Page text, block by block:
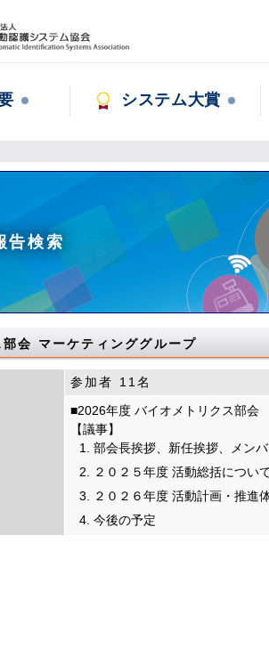
システム大賞
告検索
会 マーケティンググループ
参加者 11名
■2026年度 バイオメトリクス部
【議事】
部会長挨拶、新任挨拶、メン
２０２５年度 活動総括につい
２０２６年度 活動計画・推進
今後の予定